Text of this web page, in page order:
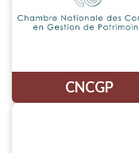
CNCGP